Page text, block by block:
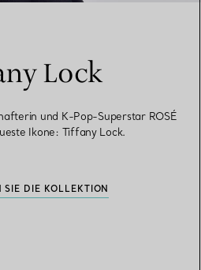
Lock
und K-Pop-Superstar ROSÉ
Ikone: Tiffany Lock.
SIE DIE KOLLEKTION